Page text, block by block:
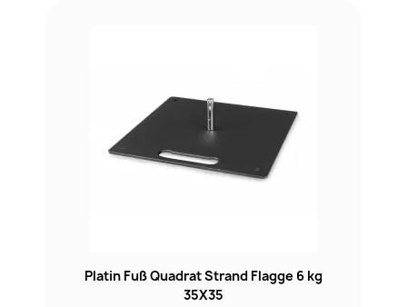
Platin Fuß Quadrat Strand Flagge 6 kg
35X35